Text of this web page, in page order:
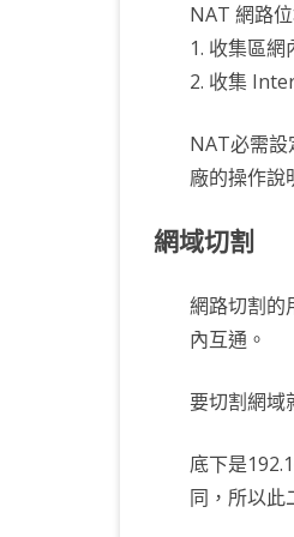
NAT 網路
1. 收集區
2. 收集
NAT必需設
廠的操作說
網域切割
網路切割的
內互通。
要切割網域
底下是
同，所以此